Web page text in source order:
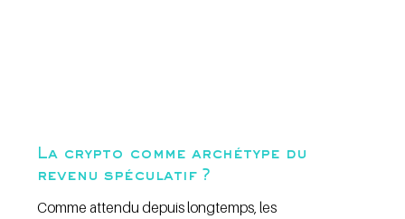
La crypto comme archétype du
revenu spéculatif ?
Comme attendu depuis longtemps, les